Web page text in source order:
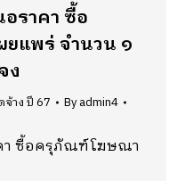
ราคา ซื้อ
แพร่ จำนวน ๑
ง
าง ปี 67 Byadmin4
า ซื้อครุภัณฑ์โฆษณา